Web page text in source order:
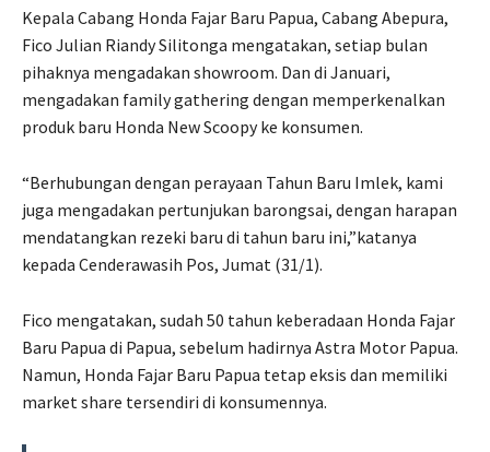
Kepala Cabang Honda Fajar Baru Papua, Cabang Abepura,
Fico Julian Riandy Silitonga mengatakan, setiap bulan
pihaknya mengadakan showroom. Dan di Januari,
mengadakan family gathering dengan memperkenalkan
produk baru Honda New Scoopy ke konsumen.
“Berhubungan dengan perayaan Tahun Baru Imlek, kami
juga mengadakan pertunjukan barongsai, dengan harapan
mendatangkan rezeki baru di tahun baru ini,”katanya
kepada Cenderawasih Pos, Jumat (31/1).
Fico mengatakan, sudah 50 tahun keberadaan Honda Fajar
Baru Papua di Papua, sebelum hadirnya Astra Motor Papua.
Namun, Honda Fajar Baru Papua tetap eksis dan memiliki
market share tersendiri di konsumennya.